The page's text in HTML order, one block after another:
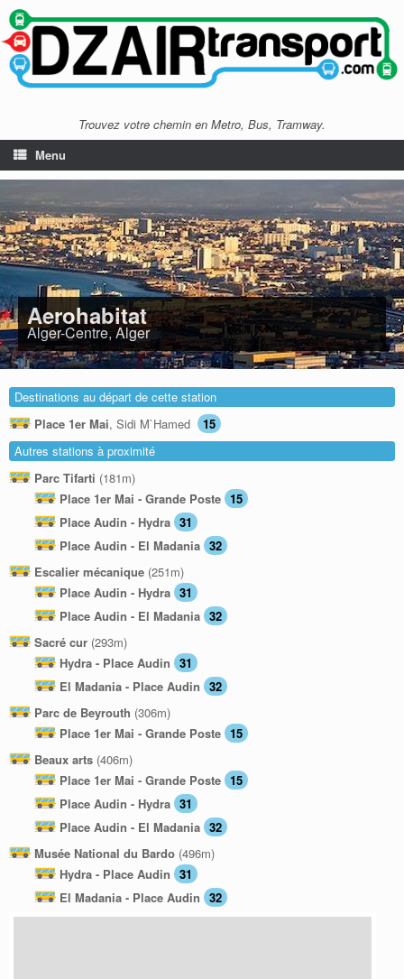
Trouvez votre chemin en Metro, Bus, Tramway.
Menu
Aerohabitat
Alger-Centre, Alger
Destinations au départ de cette station
Place 1er Mai, Sidi M`Hamed
15
Autres stations à proximité
Parc Tifarti (181m)
Place 1er Mai - Grande Poste 15
Place Audin - Hydra 31
Place Audin - El Madania 32
Escalier mécanique (251m)
Place Audin - Hydra 31
Place Audin - El Madania 32
Sacré cur (293m)
Hydra - Place Audin 31
El Madania - Place Audin 32
Parc de Beyrouth (306m)
Place 1er Mai - Grande Poste 15
Beaux arts (406m)
Place 1er Mai - Grande Poste 15
Place Audin - Hydra 31
Place Audin - El Madania 32
Musée National du Bardo (496m)
Hydra - Place Audin 31
El Madania - Place Audin 32